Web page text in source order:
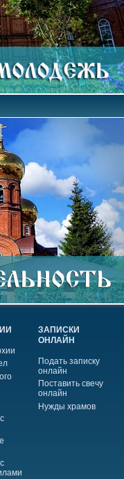
ЗАПИСКИ
ОНЛАЙН
Подать записку
онлайн
Поставить свечу
онлайн
Нужды храмов